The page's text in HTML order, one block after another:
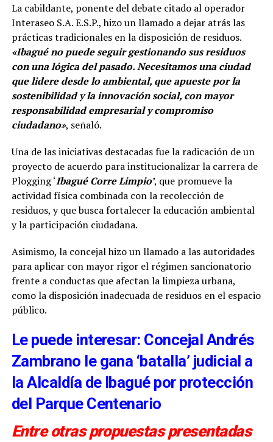
La cabildante, ponente del debate citado al operador
Interaseo S.A. E.S.P., hizo un llamado a dejar atrás las
prácticas tradicionales en la disposición de residuos.
«Ibagué no puede seguir gestionando sus residuos
con una lógica del pasado. Necesitamos una ciudad
que lidere desde lo ambiental, que apueste por la
sostenibilidad y la innovación social, con mayor
responsabilidad empresarial y compromiso
ciudadano», señaló.
Una de las iniciativas destacadas fue la radicación de un
proyecto de acuerdo para institucionalizar la carrera de
Plogging ‘Ibagué Corre Limpio’, que promueve la
actividad física combinada con la recolección de
residuos, y que busca fortalecer la educación ambiental
y la participación ciudadana.
Asimismo, la concejal hizo un llamado a las autoridades
para aplicar con mayor rigor el régimen sancionatorio
frente a conductas que afectan la limpieza urbana,
como la disposición inadecuada de residuos en el espacio
público.
Le puede interesar: Concejal Andrés
Zambrano le gana ‘batalla’ judicial a
la Alcaldía de Ibagué por protección
del Parque Centenario
Entre otras propuestas presentadas